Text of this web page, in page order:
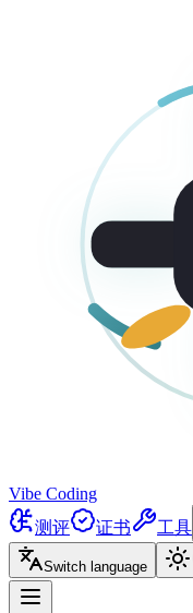
Vibe Coding
测评
证书 工具
Switch language